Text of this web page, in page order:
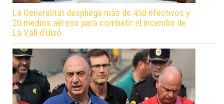
La Generalitat despliega más de 450 efectivos y
20 medios aéreos para combatir el incendio de
La Vall d’Uixó